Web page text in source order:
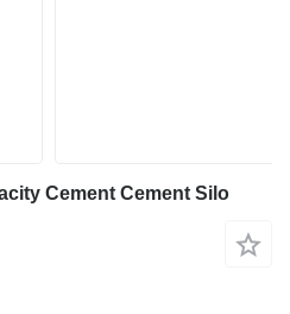
Cement Cement Silo